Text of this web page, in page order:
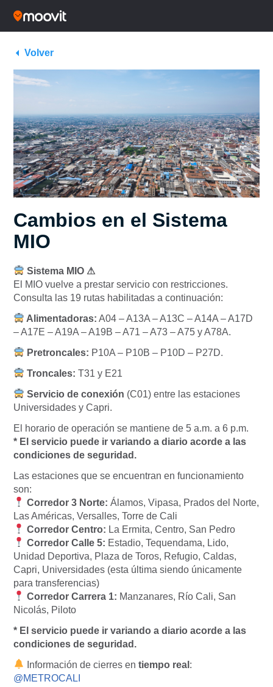
Volver
Cambios en el Sistema
MIO
Sistema MIO ⚠
El MIO vuelve a prestar servicio con restricciones.
Consulta las 19 rutas habilitadas a continuación:
Alimentadoras: A04 – A13A – A13C – A14A – A17D
– A17E – A19A – A19B – A71 – A73 – A75 y A78A.
Pretroncales: P10A – P10B – P10D – P27D.
Troncales: T31 y E21
Servicio de conexión (C01) entre las estaciones
Universidades y Capri.
El horario de operación se mantiene de 5 a.m. a 6 p.m.
* El servicio puede ir variando a diario acorde a las
condiciones de seguridad.
Las estaciones que se encuentran en funcionamiento
son:
Corredor 3 Norte: Álamos, Vipasa, Prados del Norte,
Las Américas, Versalles, Torre de Cali
Corredor Centro: La Ermita, Centro, San Pedro
Corredor Calle 5: Estadio, Tequendama, Lido,
Unidad Deportiva, Plaza de Toros, Refugio, Caldas,
Capri, Universidades (esta última siendo únicamente
para transferencias)
Corredor Carrera 1: Manzanares, Río Cali, San
Nicolás, Piloto
* El servicio puede ir variando a diario acorde a las
condiciones de seguridad.
Información de cierres entiempo real :
@METROCALI